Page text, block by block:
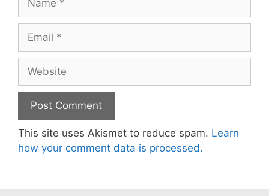
This site uses Akismet to reduce spam. Learn
how your comment data is processed.